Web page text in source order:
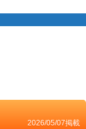
2026/05/07掲載